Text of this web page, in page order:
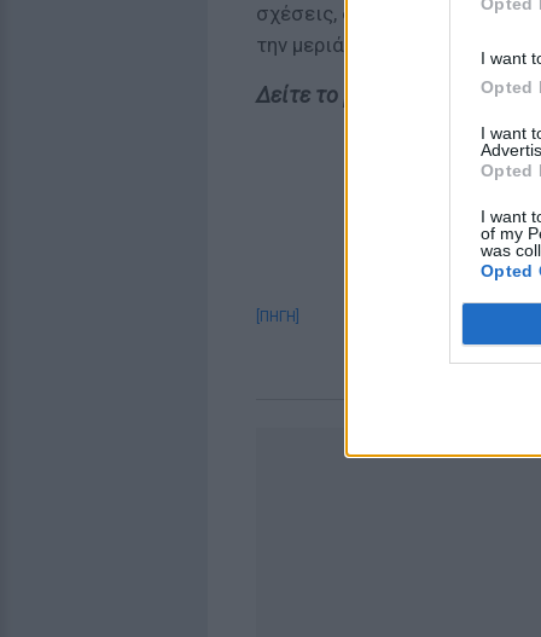
I want
Opted
I want
Opted
I want
of my
was
Opted
σχέσεις, δεν είμαστε
την μεριά του» τόνισε σε
Δείτε το βίντεο
[ΠΗΓΗ]